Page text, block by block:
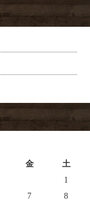
金 土
1
7
8